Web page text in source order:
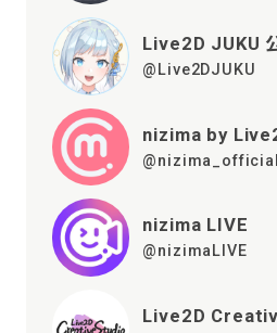
Live2D JUKU
@Live2DJUKU
nizima by
@nizima_official
nizima LIVE
@nizimaLIVE
Live2D